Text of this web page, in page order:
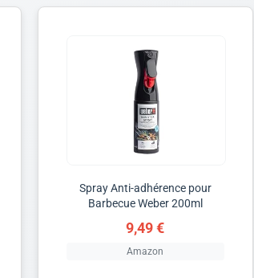
Spray Anti-adhérence pour
Barbecue Weber 200ml
9,49 €
Amazon